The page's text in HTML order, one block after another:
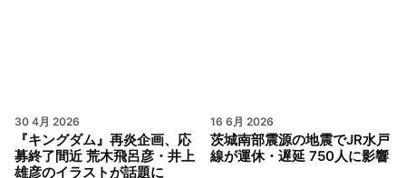
30 4月 2026
『キングダム』再炎企画、応
募終了間近 荒木飛呂彦・井上
雄彦のイラストが話題に
16 6月 2026
茨城南部震源の地震でJR水戸
線が運休・遅延 750人に影響